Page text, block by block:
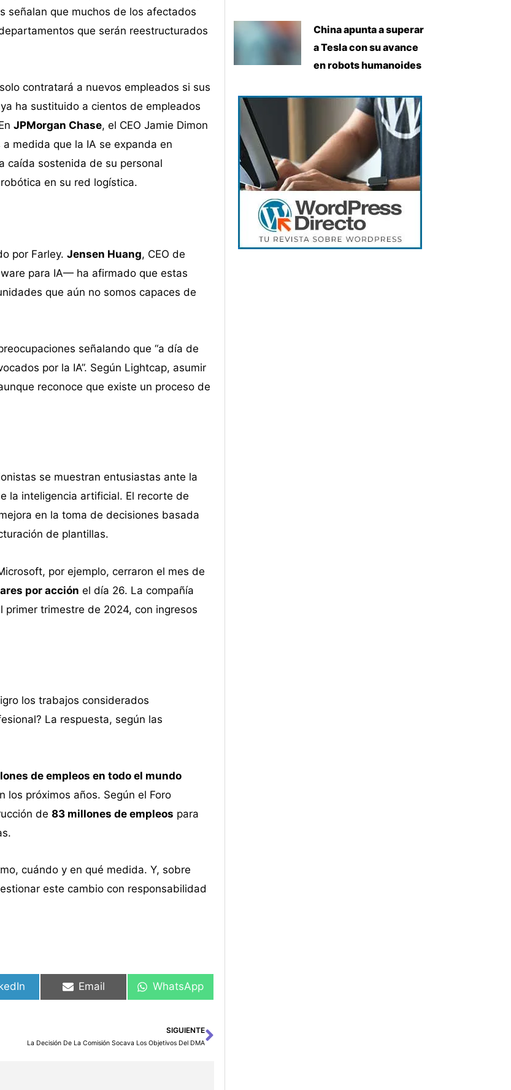
señalan que muchos de los afectados
que serán reestructurados
contratará a nuevos empleados si sus
ya ha sustituido a cientos de empleados
JPMorgan Chase, el CEO Jamie Dimon
medida que la IA se expanda en
caída sostenida de su personal
en su red logística.
por Farley. Jensen Huang, CEO de
para IA— ha afirmado que estas
que aún no somos capaces de
señalando que “a día de
por la IA”. Según Lightcap, asumir
reconoce que existe un proceso de
se muestran entusiastas ante la
la inteligencia artificial. El recorte de
en la toma de decisiones basada
de plantillas.
por ejemplo, cerraron el mes de
por acción el día 26. La compañía
primer trimestre de 2024, con ingresos
los trabajos considerados
La respuesta, según las
de empleos en todo el mundo
los próximos años. Según el Foro
de 83 millones de empleos para
cuándo y en qué medida. Y, sobre
este cambio con responsabilidad
Email WhatsApp
SIGUIENTE
La Decisión De La Comisión Socava Los Objetivos Del DMASiguiente
China apunta a superar
a Tesla con su avance
en robots humanoides